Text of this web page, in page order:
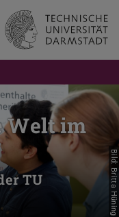
Welt im
TU
Bild: Britta Hüning